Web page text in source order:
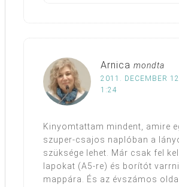
Arnica mondta
2011. DECEMBER
1:24
Kinyomtattam mindent, amire
szuper-csajos naplóban a
szüksége lehet. Már csak fel
lapokat (A5-re) és borítót
mappára. És az évszámos